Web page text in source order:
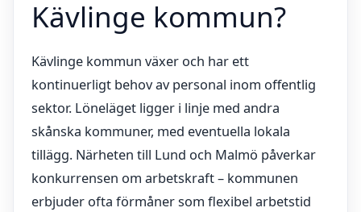
Kävlinge kommun?
Kävlinge kommun växer och har ett
kontinuerligt behov av personal inom offentlig
sektor. Löneläget ligger i linje med andra
skånska kommuner, med eventuella lokala
tillägg. Närheten till Lund och Malmö påverkar
konkurrensen om arbetskraft – kommunen
erbjuder ofta förmåner som flexibel arbetstid